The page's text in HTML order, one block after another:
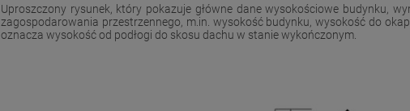
Uproszczony rysunek, który pokazuje główne dane wysokościowe budynku,
zagospodarowania przestrzennego, m.in. wysokość budynku, wysokość do
oznacza wysokość od podłogi do skosu dachu w stanie wykończonym.